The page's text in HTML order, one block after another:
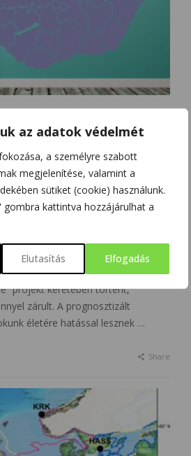
az adatok védelmét
a személyre szabott
megjelenítése, valamint a
sütiket (cookie) használunk.
kattintva hozzájárulhat a
Elutasítás Elfogadás
LESZ A
(SZTE) klimatológusainak
már a következő évtizedekben
kell felkészülni az egész Dél-
kutatása, amely „A városklíma
időjárásra gyakorolt együttes
projekt keretében történt,
zárult. A prognosztizált
életére hatással lesznek …
Share